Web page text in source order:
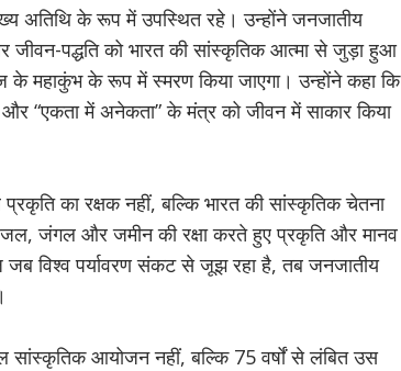
अतिथि के रूप में उपस्थित रहे। उन्होंने जनजातीय
पद्धति को भारत की सांस्कृतिक आत्मा से जुड़ा हुआ
के महाकुंभ के रूप में स्मरण किया जाएगा। उन्होंने कहा कि
“एकता में अनेकता” के मंत्र को जीवन में साकार किया
का रक्षक नहीं, बल्कि भारत की सांस्कृतिक चेतना
जंगल और जमीन की रक्षा करते हुए प्रकृति और मानव
विश्व पर्यावरण संकट से जूझ रहा है, तब जनजातीय
सांस्कृतिक आयोजन नहीं, बल्कि 75 वर्षों से लंबित उस